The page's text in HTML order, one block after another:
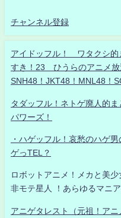
チャンネル登録
アイドッフル！ ワタクシ
すき！23 ひうらのアニメ
SNH48！JKT48！MNL48！
タダッフル！ネトゲ廃人的
パワーズ！
・ハゲッフル！哀愁のハゲ
ゲっTEL？
ロボットアニメ！メカと美
非モテ星人 ！あらゆるマニ
アニゲタレスト（元祖！ア